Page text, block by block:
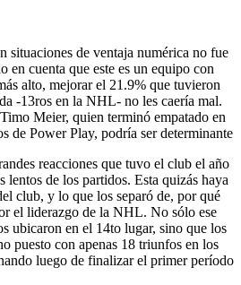
situaciones de ventaja numérica no fue
en cuenta que este es un equipo con
alto, mejorar el 21.9% que tuvieron
-13ros en la NHL- no les caería mal.
Meier, quien terminó empatado en
de Power Play, podría ser determinante
reacciones que tuvo el club el año
lentos de los partidos. Esta quizás haya
club, y lo que los separó de, por qué
el liderazgo de la NHL. No sólo ese
ubicaron en el 14to lugar, sino que los
puesto con apenas 18 triunfos en los
luego de finalizar el primer período